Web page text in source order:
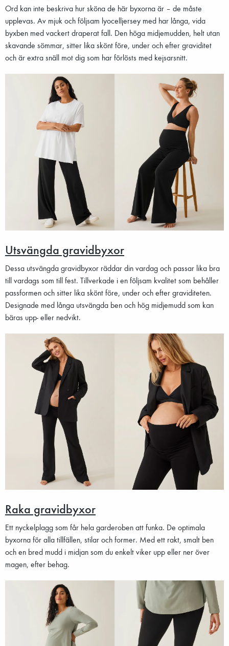
Ord kan inte beskriva hur sköna de här byxorna är – de måste
upplevas. Av mjuk och följsam lyocelljersey med har långa, vida
byxben med vackert draperat fall. Den höga midjemudden, helt utan
skavande sömmar, sitter lika skönt före, under och efter graviditet
och är extra snäll mot dig som har förlösts med kejsarsnitt.
Utsvängda gravidbyxor
Dessa utsvängda gravidbyxor räddar din vardag och passar lika bra
till vardags som till fest. Tillverkade i en följsam kvalitet som behåller
passformen och sitter lika skönt före, under och efter graviditeten.
Designade med långa utsvängda ben och hög midjemudd som kan
bäras upp- eller nedvikt.
Raka gravidbyxor
Ett nyckelplagg som får hela garderoben att funka. De optimala
byxorna för alla tillfällen, stilar och former. Med ett rakt, smalt ben
och en bred mudd i midjan som du enkelt viker upp eller ner över
magen, efter behag.